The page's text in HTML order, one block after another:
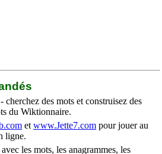
- cherchez des mots et construisez des
du Wiktionnaire.
et www.Jette7.com pour jouer au
ligne.
les mots, les anagrammes, les